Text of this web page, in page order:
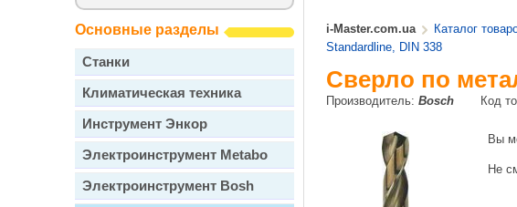
Основные разделы
Станки
Климатическая техника
Инструмент Энкор
Электроинструмент Metabo
Электроинструмент Bosh
i-Master.com.ua Каталог
Standardline, DIN 338
Сверло по
Производитель: Bosch Код
Вы
Не